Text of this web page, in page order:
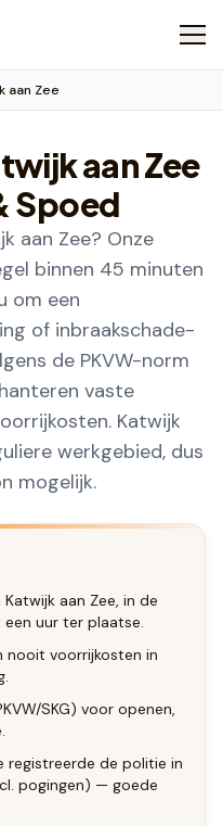
aan Zee
aan Zee
Spoed
aan Zee? Onze
binnen 45 minuten
om een
of inbraakschade-
de PKVW-norm
vaste
Katwijk
werkgebied, dus
mogelijk.
aan Zee, in de
uur ter plaatse.
nooit voorrijkosten in
SKG) voor openen,
registreerde de politie in
pogingen) — goede